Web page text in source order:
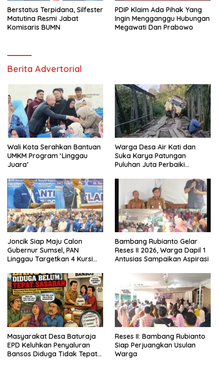
Berstatus Terpidana, Silfester
Matutina Resmi Jabat
Komisaris BUMN
PDIP Klaim Ada Pihak Yang
Ingin Mengganggu Hubungan
Megawati Dan Prabowo
Berita Advertorial
Wali Kota Serahkan Bantuan
UMKM Program ‘Linggau
Juara’
Warga Desa Air Kati dan
Suka Karya Patungan
Puluhan Juta Perbaiki
Joncik Siap Maju Calon
Gubernur Sumsel, PAN
Linggau Targetkan 4 Kursi
Bambang Rubianto Gelar
Reses II 2026, Warga Dapil 1
Antusias Sampaikan Aspirasi
Masyarakat Desa Baturaja
EPD Keluhkan Penyaluran
Bansos Diduga Tidak Tepat
Reses II: Bambang Rubianto
Siap Perjuangkan Usulan
Warga